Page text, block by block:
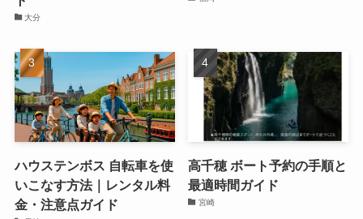
大分
ハウステンボス 自転車を使
いこなす方法｜レンタル料
金・注意点ガイド
高千穂 ボート予約の手順と
最適時間ガイド
宮崎